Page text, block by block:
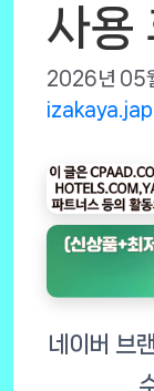
사용
2026년 05